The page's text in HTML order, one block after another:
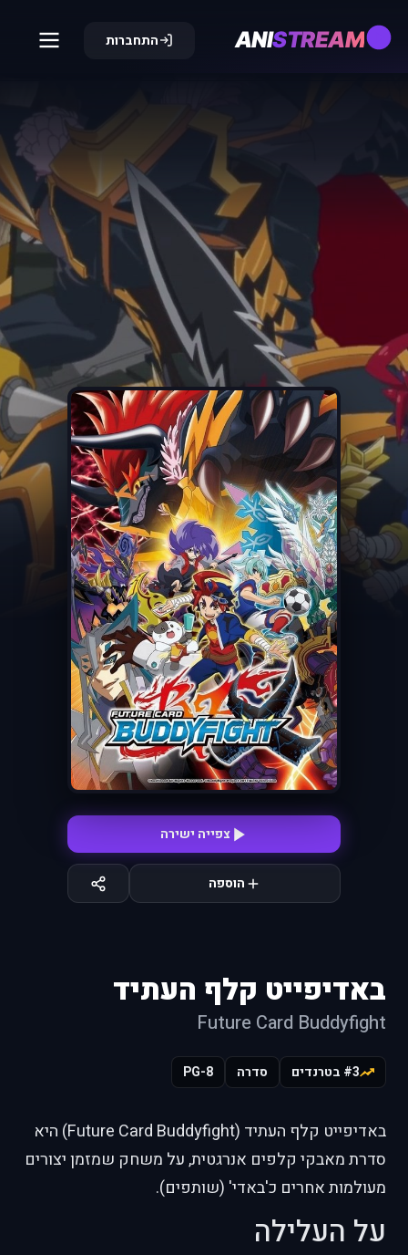
ANISTREAM התחברות
צפייה ישירה
הוספה
באדיפייט קלף העתיד
Future Card Buddyfight
#3 בטרנדים סדרה PG-8
באדיפייט קלף העתיד (Future Card Buddyfight) היא
סדרת מאבקי קלפים אנרגטית, על משחק שמזמן יצורים
מעולמות אחרים כ'באדי' (שותפים).
על העלילה